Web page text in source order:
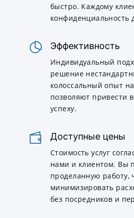
быстро. Каждому
конфиденциальность
Эффективность
Индивидуальный
решение
колоссальный опыт
позволяют привести
успеху.
Доступные цены
Стоимость услуг
нами и клиентом. Вы
проделанную работу,
минимизировать
без посредников и